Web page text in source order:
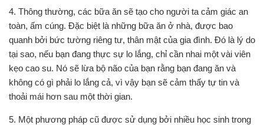
4. Thông thường, các bữa ăn sẽ tạo cho người ta cảm giác an
toàn, ấm cúng. Đặc biệt là những bữa ăn ở nhà, được bao
quanh bởi bức tường riêng tư, thân mật của gia đình. Đó là lý do
tại sao, nếu bạn đang thực sự lo lắng, chỉ cần nhai một vài viên
kẹo cao su. Nó sẽ lừa bộ não của bạn rằng bạn đang ăn và
không có gì phải lo lắng cả, vì vậy bạn sẽ cảm thấy tự tin và
thoải mái hơn sau một thời gian.
5. Một phương pháp cũ được sử dụng bởi nhiều học sinh trong